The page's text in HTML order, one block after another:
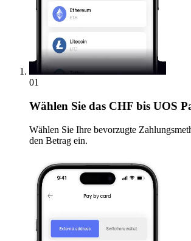
01
Wählen Sie das CHF bis UOS
Wählen Sie Ihre bevorzugte
den Betrag ein.